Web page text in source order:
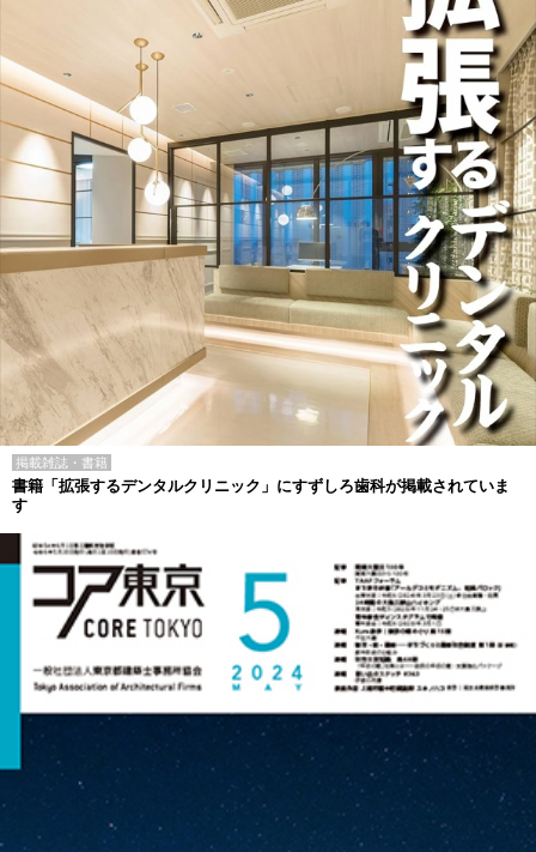
掲載雑誌・書籍
書籍「拡張するデンタルクリニック」にすずしろ歯科が掲載されていま
す